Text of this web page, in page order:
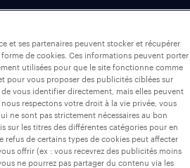
et ses partenaires peuvent stocker et récupérer
de cookies. Ces informations peuvent porter
utilisées pour que le site fonctionne comme
pour vous proposer des publicités ciblées sur
vous identifier directement, mais elles peuvent
respectons votre droit à la vie privée, vous
ne sont pas strictement nécessaires au bon
sur les titres des différentes catégories pour en
refus de certains types de cookies peut affecter
offrir (ex : vous recevrez des publicités moins
ne pourrez pas partager du contenu via les